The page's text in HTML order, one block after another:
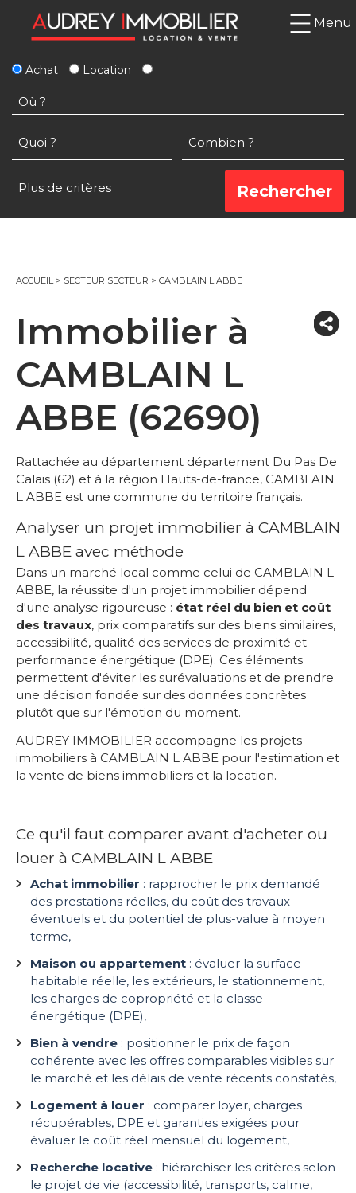
Menu
Achat Location
ACCUEIL> SECTEUR SECTEUR > CAMBLAIN L ABBE
Immobilier à
CAMBLAIN L
ABBE (62690)
Rattachée au département département Du Pas De
Calais (62) et à la région Hauts-de-france, CAMBLAIN
L ABBE est une commune du territoire français.
Analyser un projet immobilier à CAMBLAIN
L ABBE avec méthode
Dans un marché local comme celui de CAMBLAIN L
ABBE, la réussite d'un projet immobilier dépend
d'une analyse rigoureuse : état réel du bien et coût
des travaux, prix comparatifs sur des biens similaires,
accessibilité, qualité des services de proximité et
performance énergétique (DPE). Ces éléments
permettent d'éviter les surévaluations et de prendre
une décision fondée sur des données concrètes
plutôt que sur l'émotion du moment.
AUDREY IMMOBILIER accompagne les projets
immobiliers à CAMBLAIN L ABBE pour l'estimation et
la vente de biens immobiliers et la location.
Ce qu'il faut comparer avant d'acheter ou
louer à CAMBLAIN L ABBE
Achat immobilier : rapprocher le prix demandé
des prestations réelles, du coût des travaux
éventuels et du potentiel de plus-value à moyen
terme,
Maison ou appartement : évaluer la surface
habitable réelle, les extérieurs, le stationnement,
les charges de copropriété et la classe
énergétique (DPE),
Bien à vendre : positionner le prix de façon
cohérente avec les offres comparables visibles sur
le marché et les délais de vente récents constatés,
Logement à louer : comparer loyer, charges
récupérables, DPE et garanties exigées pour
évaluer le coût réel mensuel du logement,
Recherche locative : hiérarchiser les critères selon
le projet de vie (accessibilité, transports, calme,